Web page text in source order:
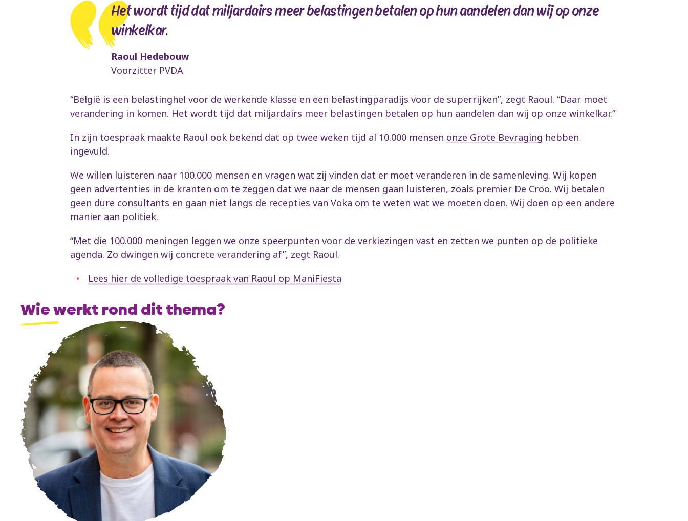
Het wordt tijd dat miljardairs meer belastingen betalen op hun aandelen dan wij op onze
winkelkar.
Raoul Hedebouw
Voorzitter PVDA
“België is een belastinghel voor de werkende klasse en een belastingparadijs voor de superrijken”, zegt Raoul. “Daar moet
verandering in komen. Het wordt tijd dat miljardairs meer belastingen betalen op hun aandelen dan wij op onze winkelkar.”
In zijn toespraak maakte Raoul ook bekend dat op twee weken tijd al 10.000 mensen onze Grote Bevraging hebben
ingevuld.
We willen luisteren naar 100.000 mensen en vragen wat zij vinden dat er moet veranderen in de samenleving. Wij kopen
geen advertenties in de kranten om te zeggen dat we naar de mensen gaan luisteren, zoals premier De Croo. Wij betalen
geen dure consultants en gaan niet langs de recepties van Voka om te weten wat we moeten doen. Wij doen op een andere
manier aan politiek.
“Met die 100.000 meningen leggen we onze speerpunten voor de verkiezingen vast en zetten we punten op de politieke
agenda. Zo dwingen wij concrete verandering af”, zegt Raoul.
Lees hier de volledige toespraak van Raoul op ManiFiesta
Wie werkt rond dit thema?